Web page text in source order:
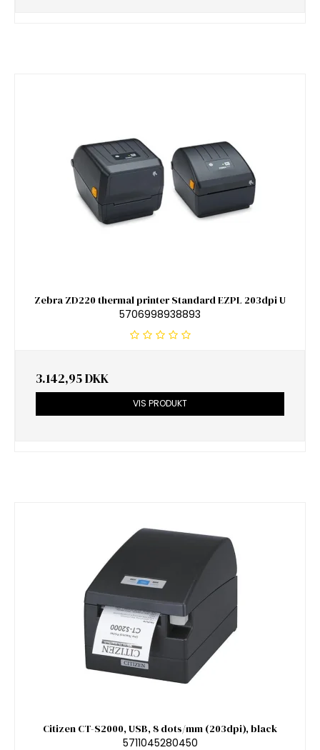
Zebra ZD220 thermal printer Standard EZPL 203dpi U
5706998938893
3.142,95 DKK
VIS PRODUKT
Citizen CT-S2000, USB, 8 dots/mm (203dpi), black
5711045280450